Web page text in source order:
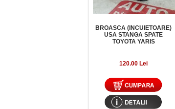
BROASCA (INCUIETOARE)
USA STANGA SPATE
TOYOTA YARIS
120.00 Lei